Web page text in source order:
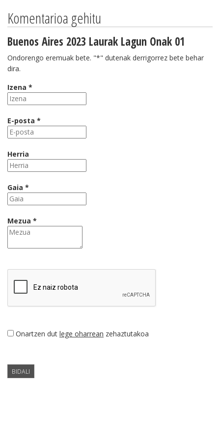
Komentarioa gehitu
Buenos Aires 2023 Laurak Lagun Onak 01
Ondorengo eremuak bete. "*" dutenak derrigorrez bete behar
dira.
Izena *
E-posta *
Herria
Gaia *
Mezua *
Onartzen dut lege oharrean zehaztutakoa
BIDALI